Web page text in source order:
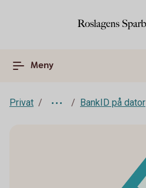
Meny
Privat BankID på dator